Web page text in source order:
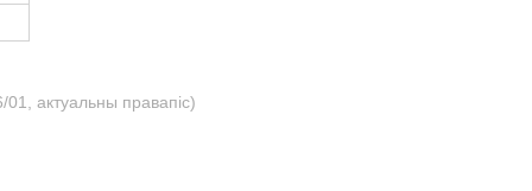
актуальны правапіс)